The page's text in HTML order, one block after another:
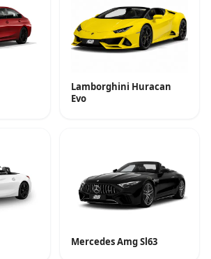
Lamborghini Huracan
Evo
Mercedes Amg Sl63